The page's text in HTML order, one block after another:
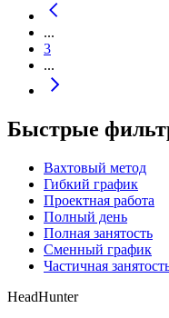
...
3
...
Быстрые
Вахтовый метод
Гибкий график
Проектная работа
Полный день
Полная занятость
Сменный график
Частичная
HeadHunter